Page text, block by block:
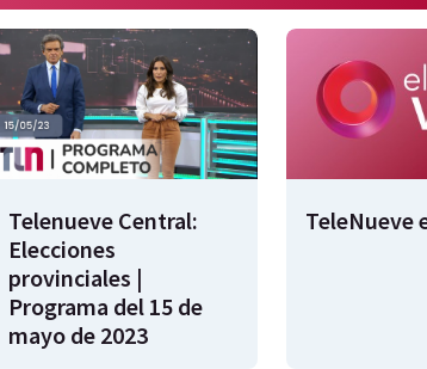
Telenueve Central:
Elecciones
provinciales |
Programa del 15 de
mayo de 2023
TeleNueve